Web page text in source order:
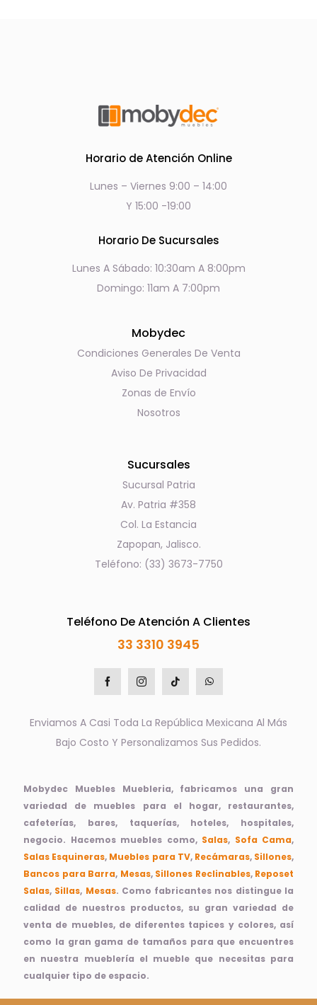
Horario de Atención Online
Lunes – Viernes 9:00 – 14:00
Y 15:00 -19:00
Horario De Sucursales
Lunes A Sábado: 10:30am A 8:00pm
Domingo: 11am A 7:00pm
Mobydec
Condiciones Generales De Venta
Aviso De Privacidad
Zonas de Envío
Nosotros
Sucursales
Sucursal Patria
Av. Patria #358
Col. La Estancia
Zapopan, Jalisco.
Teléfono: (33) 3673-7750
Teléfono De Atención A Clientes
33 3310 3945
Enviamos A Casi Toda La República Mexicana Al Más
Bajo Costo Y Personalizamos Sus Pedidos.
Mobydec Muebles Muebleria, fabricamos una gran
variedad de muebles para el hogar, restaurantes,
cafeterías, bares, taquerías, hoteles, hospitales,
negocio. Hacemos muebles como, Salas, Sofa Cama,
Salas Esquineras, Muebles para TV, Recámaras, Sillones,
Bancos para Barra, Mesas, Sillones Reclinables, Reposet
Salas, Sillas, Mesas. Como fabricantes nos distingue la
calidad de nuestros productos, su gran variedad de
venta de muebles, de diferentes tapices y colores, así
como la gran gama de tamaños para que encuentres
en nuestra mueblería el mueble que necesitas para
cualquier tipo de espacio.